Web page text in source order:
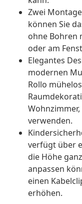
Zwei
können Sie
ohne Bohren
oder am
Elegantes
modernen
Rollo
verwenden.
verfügt über
die Höhe
anpassen
einen
erhöhen.